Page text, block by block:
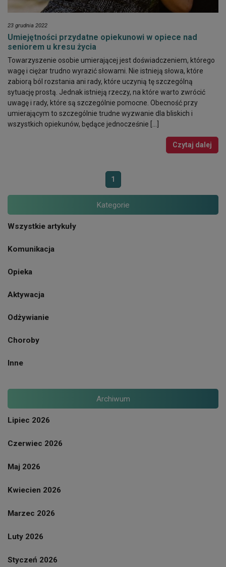
23 grudnia 2022
Umiejętności przydatne opiekunowi w opiece nad
seniorem u kresu życia
Towarzyszenie osobie umierającej jest doświadczeniem, którego
wagę i ciężar trudno wyrazić słowami. Nie istnieją słowa, które
zabiorą ból rozstania ani rady, które uczynią tę szczególną
sytuację prostą. Jednak istnieją rzeczy, na które warto zwrócić
uwagę i rady, które są szczególnie pomocne. Obecność przy
umierającym to szczególnie trudne wyzwanie dla bliskich i
wszystkich opiekunów, będące jednocześnie […]
Czytaj dalej
1
Kategorie
Wszystkie artykuły
Komunikacja
Opieka
Aktywacja
Odżywianie
Choroby
Inne
Archiwum
Lipiec 2026
Czerwiec 2026
Maj 2026
Kwiecien 2026
Marzec 2026
Luty 2026
Styczeń 2026